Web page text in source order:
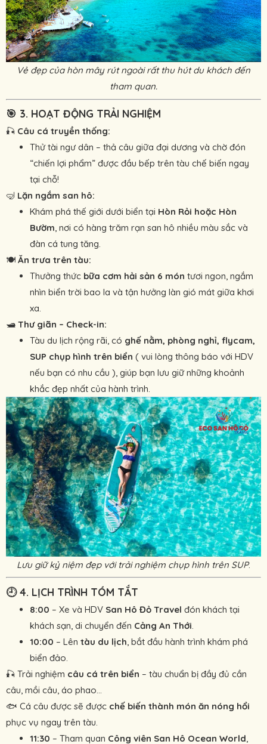
Vẻ đẹp của hòn mây rút ngoài rất thu hút du khách đến
tham quan.
🎯 3. HOẠT ĐỘNG TRẢI NGHIỆM
🎣 Câu cá truyền thống:
Thử tài ngư dân – thả câu giữa đại dương và chờ đón
“chiến lợi phẩm” được đầu bếp trên tàu chế biến ngay
tại chỗ!
🤿 Lặn ngắm san hô:
Khám phá thế giới dưới biển tại Hòn Rỏi hoặc Hòn
Bườm, nơi có hàng trăm rạn san hô nhiều màu sắc và
đàn cá tung tăng.
🍽 Ăn trưa trên tàu:
Thưởng thức bữa cơm hải sản 6 món tươi ngon, ngắm
nhìn biển trời bao la và tận hưởng làn gió mát giữa khơi
xa.
🛥 Thư giãn – Check-in:
Tàu du lịch rộng rãi, có ghế nằm, phòng nghỉ, flycam,
SUP chụp hình trên biển ( vui lòng thông báo với HDV
nếu bạn có nhu cầu ), giúp bạn lưu giữ những khoảnh
khắc đẹp nhất của hành trình.
Lưu giữ kỷ niệm đẹp với trải nghiệm chụp hình trên SUP.
🕘4. LỊCH TRÌNH TÓM TẮT
8:00 – Xe và HDV San Hô Đỏ Travel đón khách tại
khách sạn, di chuyển đến Cảng An Thới
10:00 – Lên tàu du lịch , bắt đầu hành trình khám phá
biển đảo.
🎣 Trải nghiệm câu cá trên biển – tàu chuẩn bị đầy đủ cần
câu, mồi câu, áo phao...
🐟 Cá câu được sẽ được chế biến thành món ăn nóng hổi
phục vụ ngay trên tàu.
11:30 – Tham quan Công viên San Hô Ocean World